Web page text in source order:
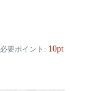
必要ポイント: 10pt